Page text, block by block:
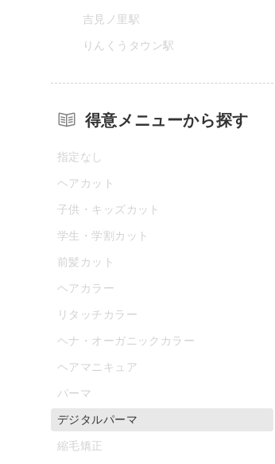
吉見ノ里駅
りんくうタウン駅
得意メニューから探す
指定なし
ヘアカット
子供・キッズカット
学生・学割カット
前髪カット
ヘアカラー
リタッチカラー
ヘナ・オーガニックカラー
ヘアマニキュア
パーマ
デジタルパーマ
縮毛矯正